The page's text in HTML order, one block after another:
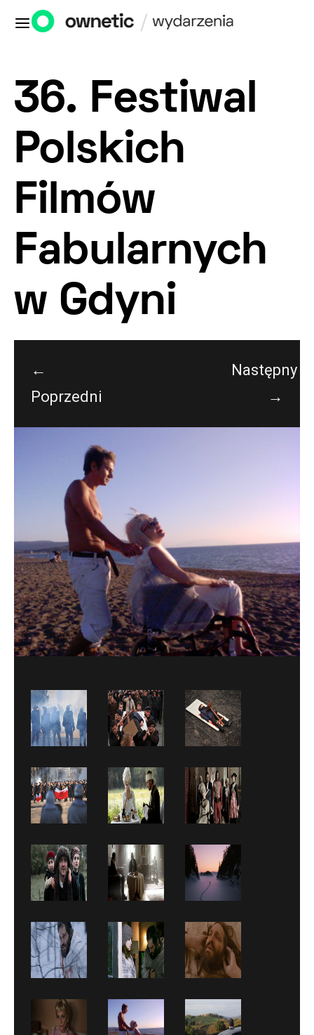
36. Festiwal
Polskich
Filmów
Fabularnych
w Gdyni
←
Poprzedni
Następny
→